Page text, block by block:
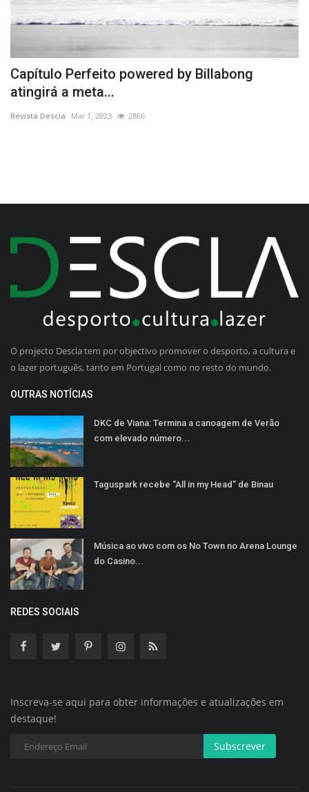
Capítulo Perfeito powered by Billabong
atingirá a meta...
Revista Descla Mar 1, 2023 2866
O projecto Descla tem por objectivo promover o desporto, a cultura e
o lazer português, tanto em Portugal como no resto do mundo.
OUTRAS NOTÍCIAS
DKC de Viana: Termina a canoagem de Verão
com elevado número...
Taguspark recebe “All in my Head” de Binau
Música ao vivo com os No Town no Arena Lounge
do Casino...
REDES SOCIAIS
Inscreva-se aqui para obter informações e atualizações em
destaque!
Subscrever